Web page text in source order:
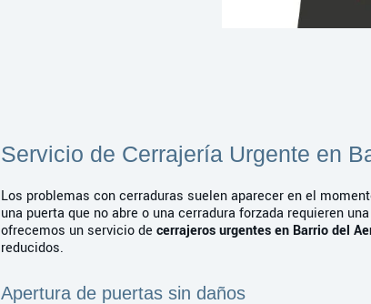
Servicio de Cerrajería Urgente en
Los problemas con cerraduras suelen aparecer en el
una puerta que no abre o una cerradura forzada requieren
ofrecemos un servicio de cerrajeros urgentes en Barrio del
reducidos.
Apertura de puertas sin daños